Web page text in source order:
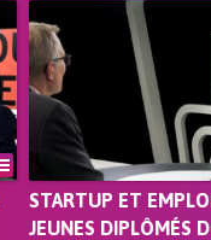
STARTUP ET
JEUNES DIPLÔMÉS